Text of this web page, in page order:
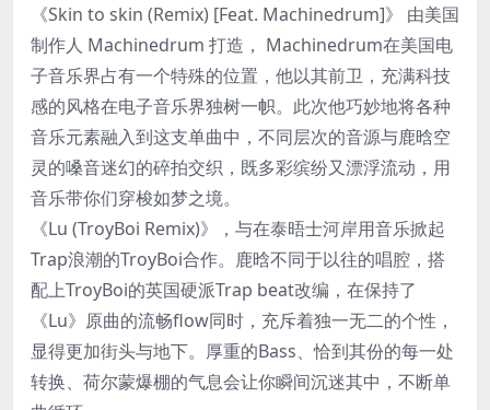
《Skin to skin (Remix) [Feat. Machinedrum]》 由美国
制作人 Machinedrum 打造， Machinedrum在美国电
子音乐界占有一个特殊的位置，他以其前卫，充满科技
感的风格在电子音乐界独树一帜。此次他巧妙地将各种
音乐元素融入到这支单曲中，不同层次的音源与鹿晗空
灵的嗓音迷幻的碎拍交织，既多彩缤纷又漂浮流动，用
音乐带你们穿梭如梦之境。
《Lu (TroyBoi Remix)》，与在泰晤士河岸用音乐掀起
Trap浪潮的TroyBoi合作。鹿晗不同于以往的唱腔，搭
配上TroyBoi的英国硬派Trap beat改编，在保持了
《Lu》原曲的流畅flow同时，充斥着独一无二的个性，
显得更加街头与地下。厚重的Bass、恰到其份的每一处
转换、荷尔蒙爆棚的气息会让你瞬间沉迷其中，不断单